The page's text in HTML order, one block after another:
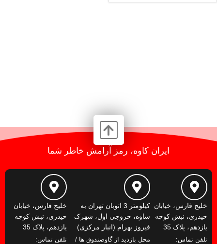
ایران کاوه، رمز آرامش خاطر شما
خلیج فارس، خیابان
حیدری، نبش کوچه
یازدهم، پلاک 35
تلفن تماس:
کیلومتر 3 اتوبان تهران به
ساوه، خروجی اول، شهرک
فیروز بهرام (انبار مرکزی)
محل بازدید از گاوصندوق ها /
خلیج فارس، خیابان
حیدری، نبش کوچه
یازدهم، پلاک 35
تلفن تماس: